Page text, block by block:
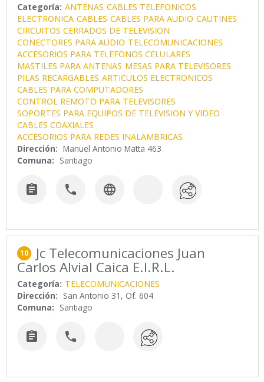
Categoría: ANTENAS CABLES TELEFONICOS
ELECTRONICA CABLES CABLES PARA AUDIO CAUTINES
CIRCUITOS CERRADOS DE TELEVISION
CONECTORES PARA AUDIO TELECOMUNICACIONES
ACCESORIOS PARA TELEFONOS CELULARES
MASTILES PARA ANTENAS MESAS PARA TELEVISORES
PILAS RECARGABLES ARTICULOS ELECTRONICOS
CABLES PARA COMPUTADORES
CONTROL REMOTO PARA TELEVISORES
SOPORTES PARA EQUIPOS DE TELEVISION Y VIDEO
CABLES COAXIALES
ACCESORIOS PARA REDES INALAMBRICAS
Dirección: Manuel Antonio Matta 463
Comuna: Santiago
  
10 Jc Telecomunicaciones Juan
Carlos Alvial Caica E.I.R.L.
Categoría: TELECOMUNICACIONES
Dirección: San Antonio 31, Of. 604
Comuna: Santiago
 